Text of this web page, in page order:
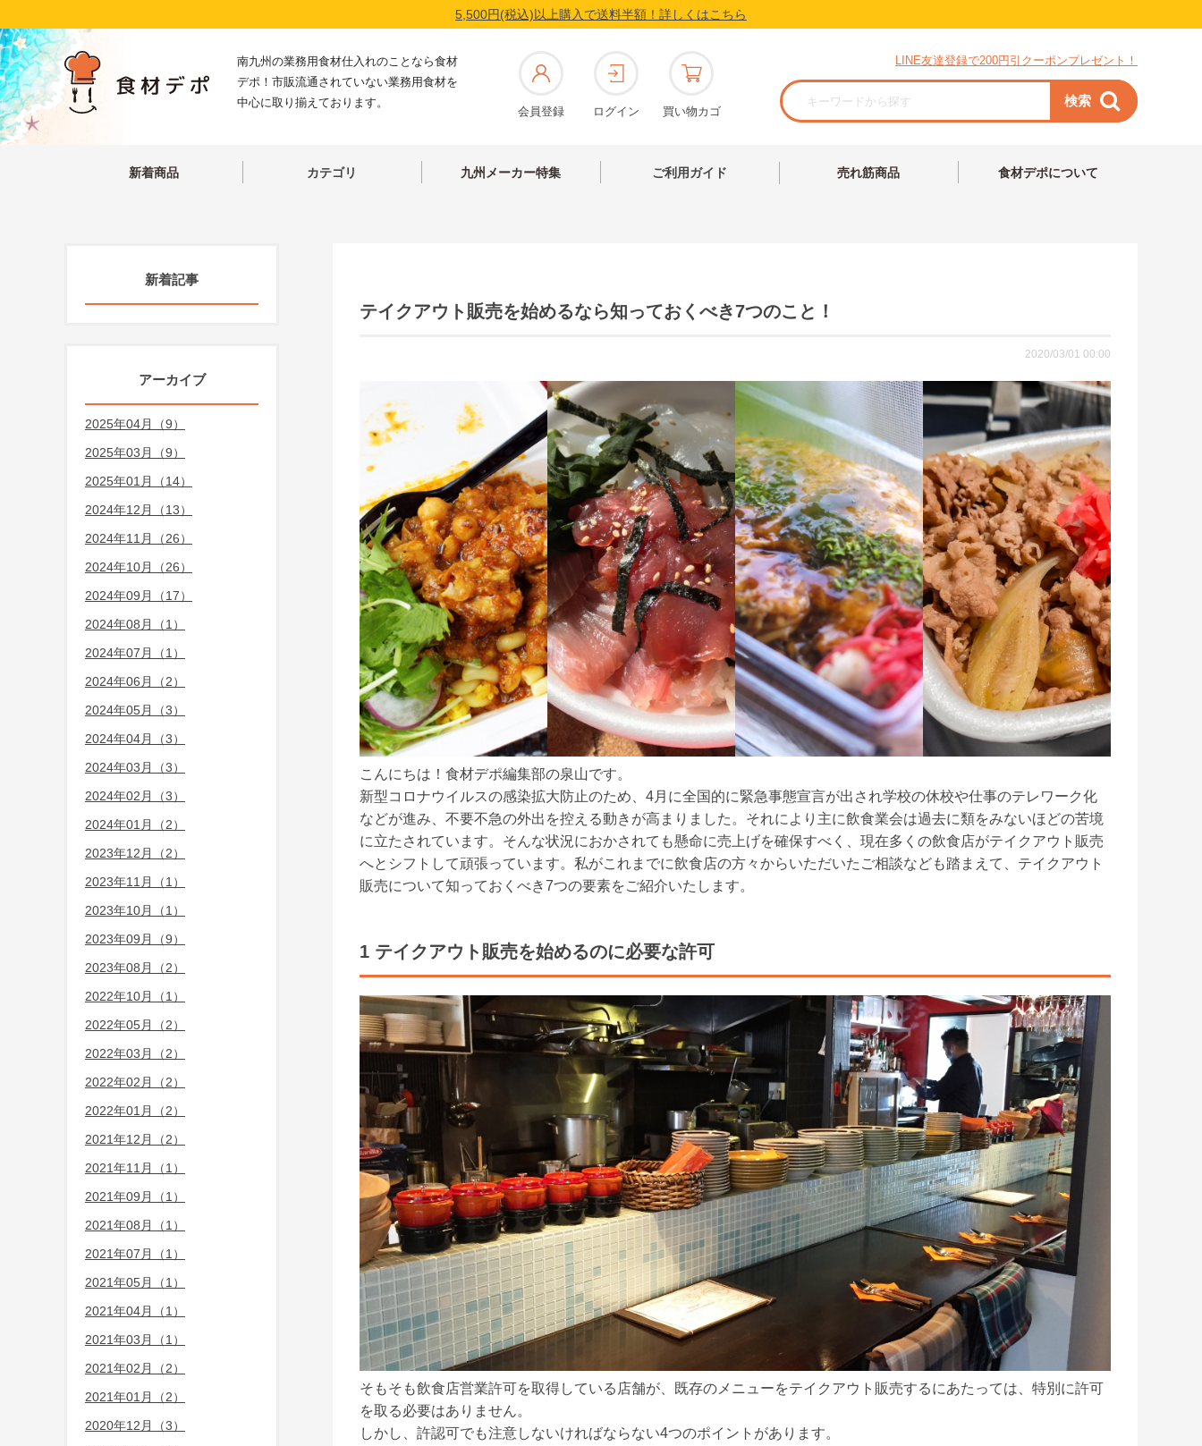
5,500円(税込)以上購入で送料半額！詳しくはこちら
南九州の業務用食材仕入れのことなら食材
デポ！市販流通されていない業務用食材を
中心に取り揃えております。
LINE友達登録で200円引クーポンプレゼント！
検索
会員登録 ログイン 買い物カゴ
新着商品 カテゴリ 九州メーカー特集 ご利用ガイド 売れ筋商品 食材デポについて
新着記事
アーカイブ
2025年04月（9）
2025年03月（9）
2025年01月（14）
2024年12月（13）
2024年11月（26）
2024年10月（26）
2024年09月（17）
2024年08月（1）
2024年07月（1）
2024年06月（2）
2024年05月（3）
2024年04月（3）
2024年03月（3）
2024年02月（3）
2024年01月（2）
2023年12月（2）
2023年11月（1）
2023年10月（1）
2023年09月（9）
2023年08月（2）
2022年10月（1）
2022年05月（2）
2022年03月（2）
2022年02月（2）
2022年01月（2）
2021年12月（2）
2021年11月（1）
2021年09月（1）
2021年08月（1）
2021年07月（1）
2021年05月（1）
2021年04月（1）
2021年03月（1）
2021年02月（2）
2021年01月（2）
2020年12月（3）
テイクアウト販売を始めるなら知っておくべき7つのこと！
2020/03/01 00:00
こんにちは！食材デポ編集部の泉山です。
新型コロナウイルスの感染拡大防止のため、4月に全国的に緊急事態宣言が出され学校の休校や仕事のテレワーク化
などが進み、不要不急の外出を控える動きが高まりました。それにより主に飲食業会は過去に類をみないほどの苦境
に立たされています。そんな状況におかされても懸命に売上げを確保すべく、現在多くの飲食店がテイクアウト販売
へとシフトして頑張っています。私がこれまでに飲食店の方々からいただいたご相談なども踏まえて、テイクアウト
販売について知っておくべき7つの要素をご紹介いたします。
1 テイクアウト販売を始めるのに必要な許可
そもそも飲食店営業許可を取得している店舗が、既存のメニューをテイクアウト販売するにあたっては、特別に許可
を取る必要はありません。
しかし、許認可でも注意しないければならない4つのポイントがあります。